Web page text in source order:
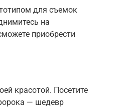
для съемок
на
приобрести
красотой. Посетите
— шедевр